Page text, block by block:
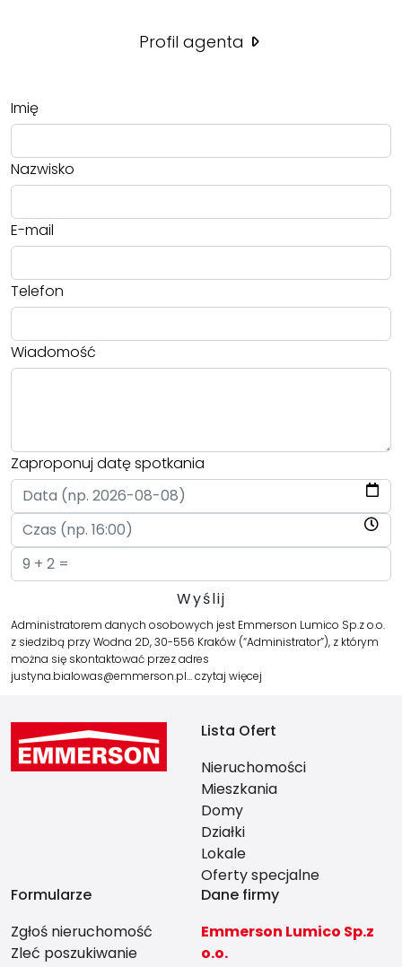
Profil agenta
Imię
Nazwisko
E-mail
Telefon
Wiadomość
Zaproponuj datę spotkania
Administratorem danych osobowych jest Emmerson Lumico Sp.z o.o.
z siedzibą przy Wodna 2D, 30-556 Kraków (“Administrator”), z którym
można się skontaktować przez adres
justyna.bialowas@emmerson.pl…czytaj więcej
Lista Ofert
Nieruchomości
Mieszkania
Domy
Działki
Lokale
Oferty specjalne
Formularze
Zgłoś nieruchomość
Zleć poszukiwanie
Dane firmy
Emmerson Lumico Sp.z
o.o.